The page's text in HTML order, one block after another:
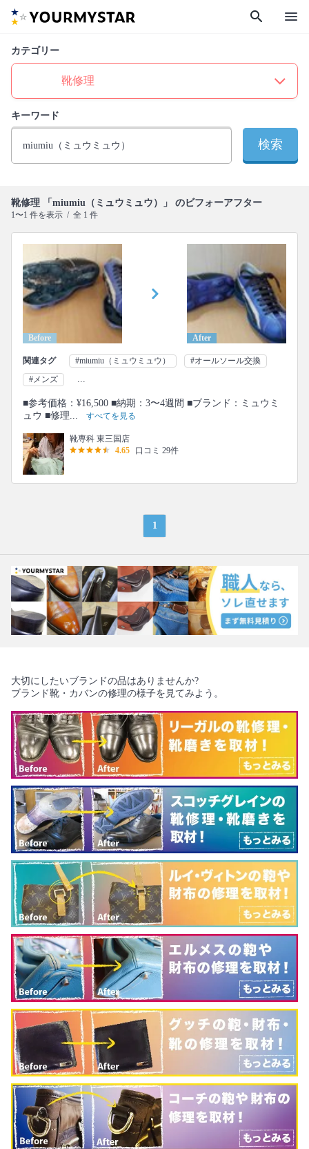
search menu
カテゴリー
キーワード
検索
靴修理 「miumiu（ミュウミュウ）」 のビフォーアフター
1〜1 件を表示 / 全 1 件
Before After
関連タグ #miumiu（ミュウミュウ）
#オールソール交換
#メンズ
...
■参考価格：¥16,500 ■納期：3〜4週間 ■ブランド：ミュウミ
ュウ ■修理...
すべてを見る
靴専科 東三国店
4.65
口コミ 29件
1
大切にしたいブランドの品はありませんか?
ブランド靴・カバンの修理の様子を見てみよう。